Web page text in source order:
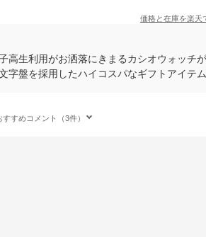
価格と在庫を楽天
高生利用がお洒落にきまるカシオウォッチ
字盤を採用したハイコスパなギフトアイテム
すめコメント（3件）